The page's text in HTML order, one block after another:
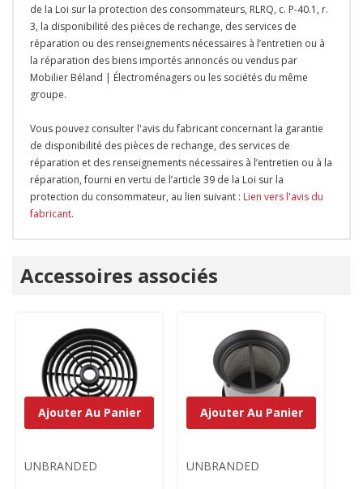
de la Loi sur la protection des consommateurs, RLRQ, c. P-40.1, r.
3, la disponibilité des pièces de rechange, des services de
réparation ou des renseignements nécessaires à l’entretien ou à
la réparation des biens importés annoncés ou vendus par
Mobilier Béland | Électroménagers ou les sociétés du même
groupe.
Vous pouvez consulter l'avis du fabricant concernant la garantie
de disponibilité des pièces de rechange, des services de
réparation et des renseignements nécessaires à l’entretien ou à la
réparation, fourni en vertu de l’article 39 de la Loi sur la
protection du consommateur, au lien suivant : Lien vers l'avis du
fabricant.
personnalisé
Accessoires associés
UNBRANDED
Ajouter Au Panier
UNBRANDED
Ajouter Au Panier